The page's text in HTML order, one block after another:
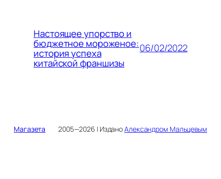
Настоящее упорство и
бюджетное мороженое:
история успеха
китайской франшизы
06/02/2022
Магазета 2005—2026 | ИзданоАлександром Мальцевым